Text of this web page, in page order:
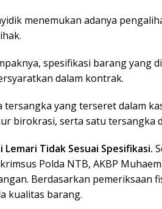
menemukan adanya
spesifikasi barang yang
dalam kontrak.
tersangka yang terseret dalam
birokrasi, serta satu tersangka
Lemari Tidak Sesuai Spesifikasi.
Polda NTB, AKBP
Berdasarkan pemeriksaan
kualitas barang.